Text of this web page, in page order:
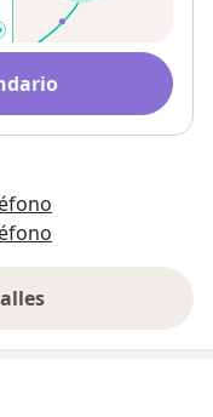
dirección